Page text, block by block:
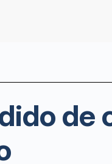
de